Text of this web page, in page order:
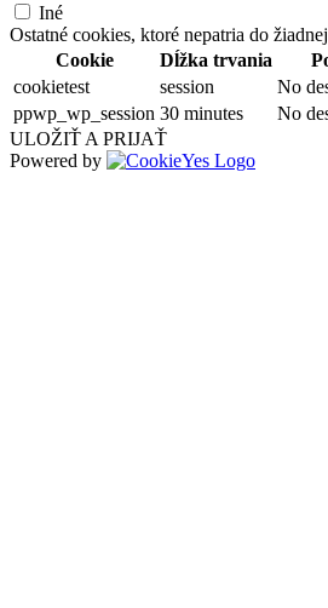
Iné
Ostatné cookies, ktoré nepatria do
Cookie
Dĺžka trvania
cookietest
session
No
ppwp_wp_session 30 minutes
No
ULOŽIŤ A PRIJAŤ
Powered by